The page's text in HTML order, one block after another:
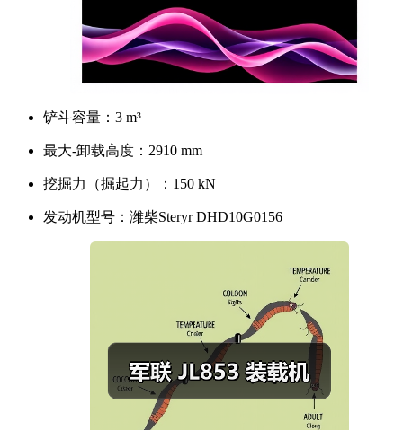
铲斗容量： 3 m³
最大-卸载高度： 2910 mm
挖掘力（掘起力）： 150 kN
发动机型号： 潍柴Steryr DHD10G0156